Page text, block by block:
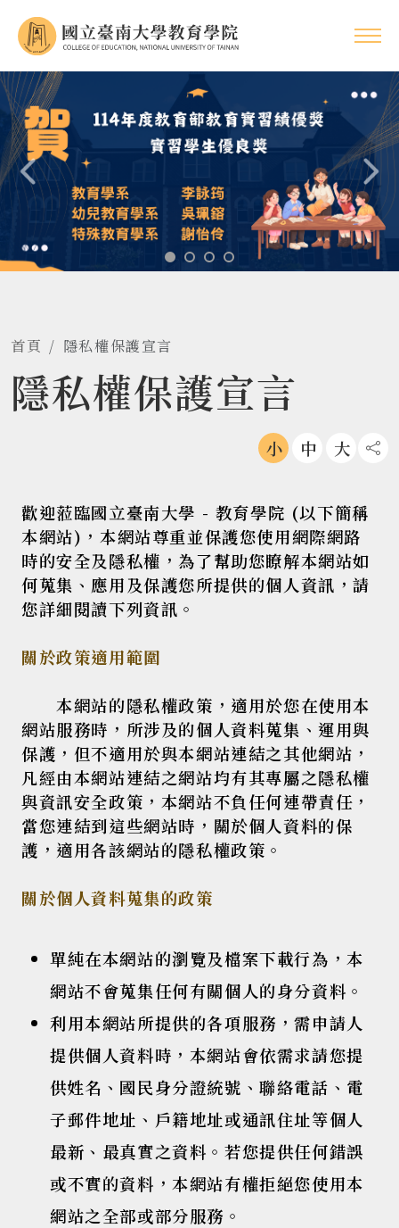
首頁 隱私權保護宣言
隱私權保護宣言
小 中 大 社
歡迎蒞臨國立臺南大學 - 教育學院 (以下簡稱
本網站)，本網站尊重並保護您使用網際網路
時的安全及隱私權，為了幫助您瞭解本網站如
何蒐集、應用及保護您所提供的個人資訊，請
您詳細閱讀下列資訊。
關於政策適用範圍
本網站的隱私權政策，適用於您在使用本
網站服務時，所涉及的個人資料蒐集、運用與
保護，但不適用於與本網站連結之其他網站，
凡經由本網站連結之網站均有其專屬之隱私權
與資訊安全政策，本網站不負任何連帶責任，
當您連結到這些網站時，關於個人資料的保
護，適用各該網站的隱私權政策。
關於個人資料蒐集的政策
單純在本網站的瀏覽及檔案下載行為，本
網站不會蒐集任何有關個人的身分資料。
利用本網站所提供的各項服務，需申請人
提供個人資料時，本網站會依需求請您提
供姓名、國民身分證統號、聯絡電話、電
子郵件地址、戶籍地址或通訊住址等個人
最新、最真實之資料。若您提供任何錯誤
或不實的資料，本網站有權拒絕您使用本
網站之全部或部分服務。